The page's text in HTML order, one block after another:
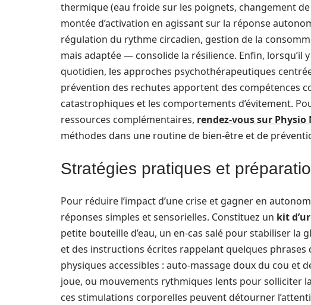
thermique (eau froide sur les poignets, changement
montée d’activation en agissant sur la réponse
régulation du rythme circadien, gestion de la
mais adaptée — consolide la résilience. Enfin,
quotidien, les approches psychothérapeutiques
prévention des rechutes apportent des compétences
catastrophiques et les comportements d’évitement.
ressources complémentaires, rendez-vous sur Physio
méthodes dans une routine de bien-être et de
Stratégies pratiques et
Pour réduire l’impact d’une crise et gagner en
réponses simples et sensorielles. Constituez un kit
petite bouteille d’eau, un en-cas salé pour stabiliser la
et des instructions écrites rappelant quelques phrases
physiques accessibles : auto-massage doux du cou et
joue, ou mouvements rythmiques lents pour solliciter
ces stimulations corporelles peuvent détourner